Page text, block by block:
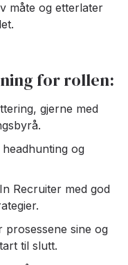
måte og etterlater
for rollen:
gjerne med
og
Recruiter med god
sine og
til slutt.